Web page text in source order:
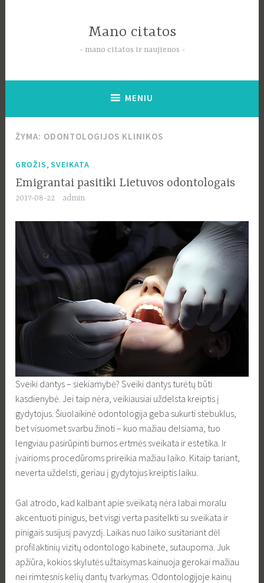
Mano citatos
mano citatos ir naujienos
MENIU
ŽYMA: ODONTOLOGIJOS KLINIKOS
GROŽIS ,SVEIKATA
Emigrantai pasitiki Lietuvos odontologais
2017-08-22 admin
Sveiki dantys – siekiamybė? Sveiki dantys turėtų būti
kasdienybė. Jei taip nėra, veikiausiai uždelsta kreiptis į
gydytojus. Šiuolaikinė odontologija geba sukurti stebuklus,
bet visuomet svarbu žinoti – kuo mažiau delsiama, tuo
lengviau pasirūpinti burnos ertmės sveikata ir estetika. Ir
įvairioms procedūroms prireikia mažiau laiko. Kitaip tariant,
neverta uždelsti, geriau į gydytojus kreiptis laiku.
Gal atrodo, kad kalbant apie sveikatą nėra labai moralu
akcentuoti pinigus, bet visgi verta pasitelkti su sveikata ir
pinigais susijusį pavyzdį. Laikas nuo laiko susitariant dėl
profilaktinių vizitų odontologo kabinete, sutaupoma. Juk
apžiūra, kokios skylutės užtaisymas kainuoja gerokai mažiau
nei rimtesnis kelių dantų tvarkymas. Odontologijoje kainų